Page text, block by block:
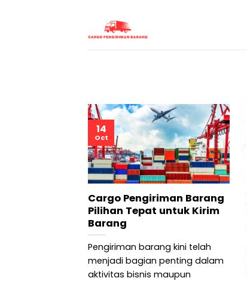
Cargo Pengiriman Barang
Pilihan Tepat untuk Kirim
Barang
Pengiriman barang kini telah
menjadi bagian penting dalam
aktivitas bisnis maupun
14
Oct